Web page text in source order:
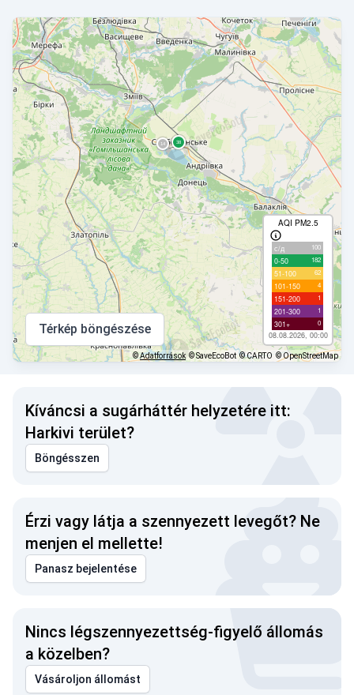
AQI PM2.5
с/д 100
0-50 182
51-100 62
101-150 4
151-200 1
201-300 1
301+ 0
08.08.2026, 00:00
Térkép böngészése
©Adatforrások © SaveEcoBot © CARTO © OpenStreetMap
Kíváncsi a sugárháttér helyzetére itt:
Harkivi terület?
Böngésszen
Érzi vagy látja a szennyezett levegőt? Ne
menjen el mellette!
Panasz bejelentése
Nincs légszennyezettség-figyelő állomás
a közelben?
Vásároljon állomást